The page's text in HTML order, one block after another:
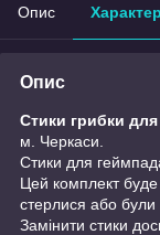
Опис
Опис
Стики грибки
м. Черкаси.
Стики для
Цей комплект
стерлися або були
Замінити стики